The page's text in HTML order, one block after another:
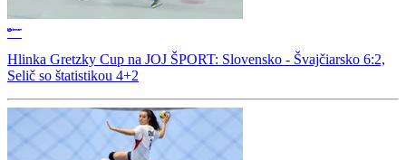
Hlinka Gretzky Cup na JOJ ŠPORT: Slovensko - Švajčiarsko 6:2,
Selič so štatistikou 4+2